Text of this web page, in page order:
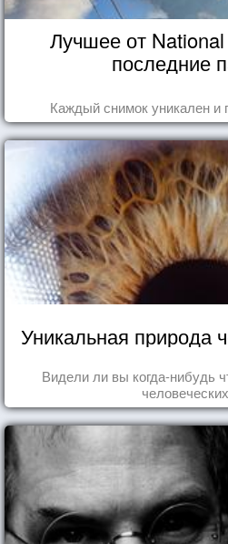
Лучшее от
последние
Каждый снимок уникален и
Уникальная природа
Видели ли вы когда-нибудь